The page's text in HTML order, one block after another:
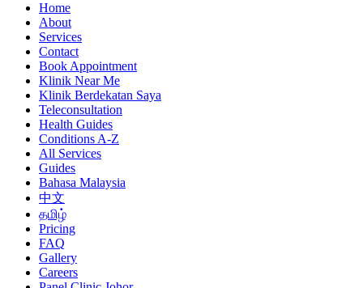
Home
About
Services
Contact
Book Appointment
Klinik Near Me
Klinik Berdekatan Saya
Teleconsultation
Health Guides
Conditions A-Z
All Services
Guides
Bahasa Malaysia
中文
தமிழ்
Pricing
FAQ
Gallery
Careers